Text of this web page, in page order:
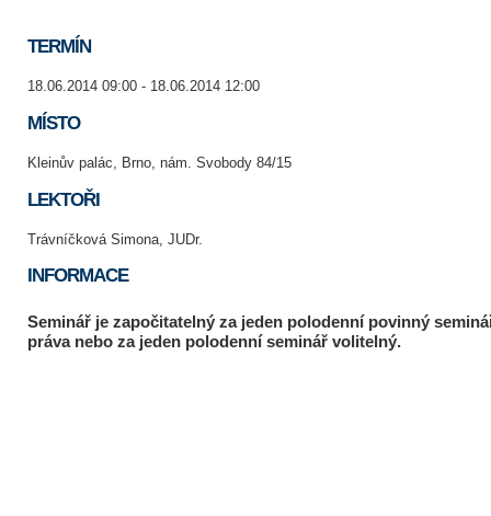
TERMÍN
18.06.2014 09:00 - 18.06.2014 12:00
MÍSTO
Kleinův palác, Brno, nám. Svobody 84/15
LEKTOŘI
Trávníčková Simona, JUDr.
INFORMACE
Seminář je započitatelný za jeden polodenní povinný
práva nebo za jeden polodenní seminář volitelný.